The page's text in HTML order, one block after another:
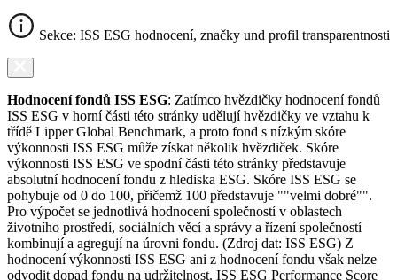
Sekce: ISS ESG hodnocení, značky und profil transparentnosti
Hodnocení fondů ISS ESG: Zatímco hvězdičky hodnocení fondů
ISS ESG v horní části této stránky udělují hvězdičky ve vztahu k
třídě Lipper Global Benchmark, a proto fond s nízkým skóre
výkonnosti ISS ESG může získat několik hvězdiček. Skóre
výkonnosti ISS ESG ve spodní části této stránky představuje
absolutní hodnocení fondu z hlediska ESG. Skóre ISS ESG se
pohybuje od 0 do 100, přičemž 100 představuje ""velmi dobré"".
Pro výpočet se jednotlivá hodnocení společností v oblastech
životního prostředí, sociálních věcí a správy a řízení společností
kombinují a agregují na úrovni fondu. (Zdroj dat: ISS ESG) Z
hodnocení výkonnosti ISS ESG ani z hodnocení fondu však nelze
odvodit dopad fondu na udržitelnost. ISS ESG Performance Score